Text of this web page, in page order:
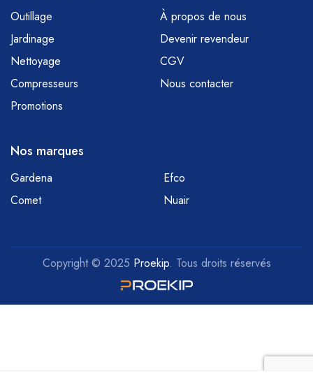
Outillage
Jardinage
Nettoyage
Compresseurs
Promotions
À propos de nous
Devenir revendeur
CGV
Nous contacter
Nos marques
Gardena
Efco
Comet
Nuair
Copyright © 2025 Proekip. Tous droits réservés